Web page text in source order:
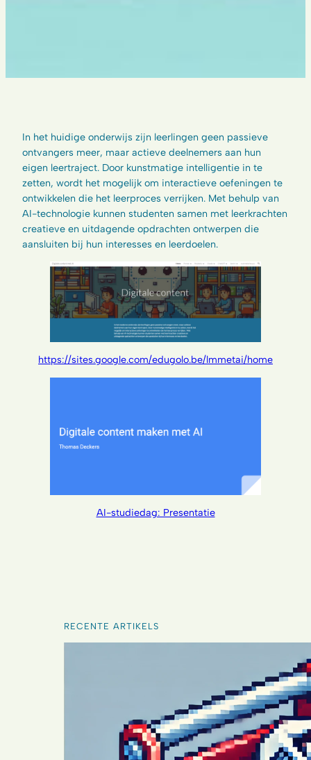
In het huidige onderwijs zijn leerlingen geen passieve
ontvangers meer, maar actieve deelnemers aan hun
eigen leertraject. Door kunstmatige intelligentie in te
zetten, wordt het mogelijk om interactieve oefeningen te
ontwikkelen die het leerproces verrijken. Met behulp van
AI-technologie kunnen studenten samen met leerkrachten
creatieve en uitdagende opdrachten ontwerpen die
aansluiten bij hun interesses en leerdoelen.
https://sites.google.com/edugolo.be/lmmetai/home
AI-studiedag: Presentatie
RECENTE ARTIKELS